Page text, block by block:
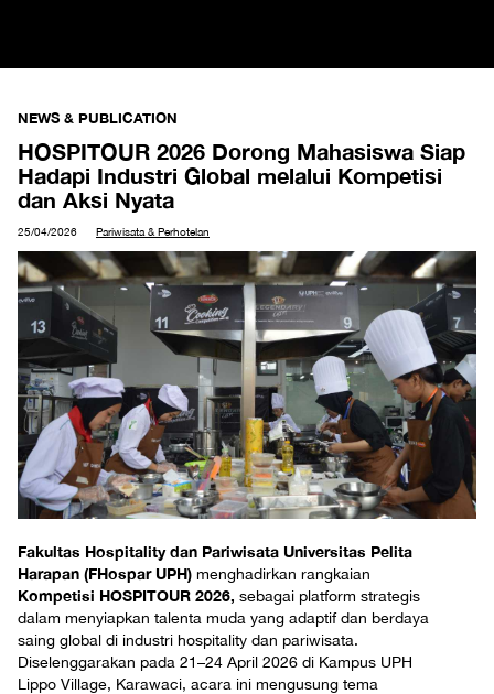
NEWS & PUBLICATION
HOSPITOUR 2026 Dorong Mahasiswa Siap
Hadapi Industri Global melalui Kompetisi
dan Aksi Nyata
25/04/2026 Pariwisata & Perhotelan
Fakultas Hospitality dan Pariwisata Universitas Pelita
Harapan (FHospar UPH) menghadirkan rangkaian
Kompetisi HOSPITOUR 2026, sebagai platform strategis
dalam menyiapkan talenta muda yang adaptif dan berdaya
saing global di industri hospitality dan pariwisata.
Diselenggarakan pada 21–24 April 2026 di Kampus UPH
Lippo Village, Karawaci, acara ini mengusung tema